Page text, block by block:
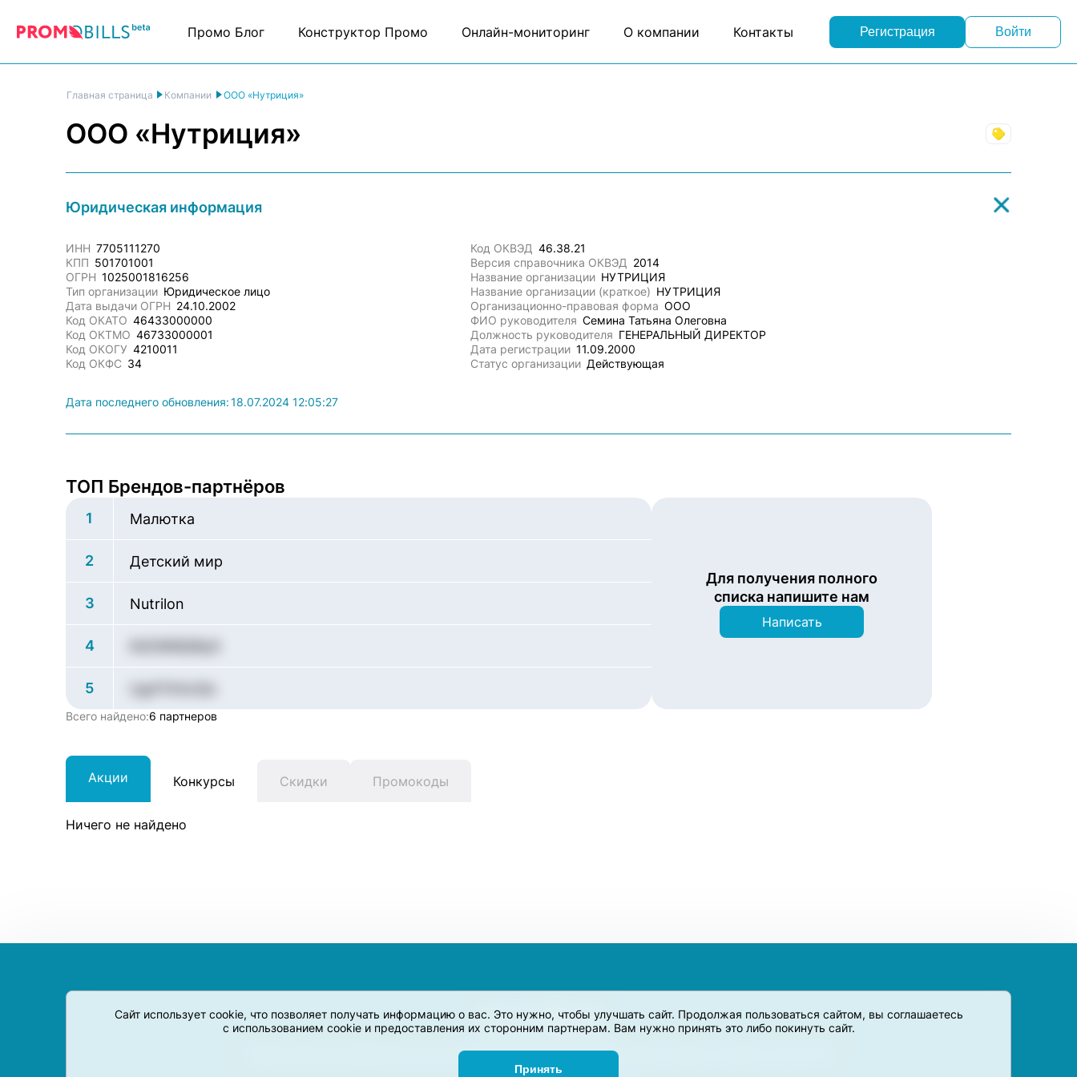
Сайт использует cookie, что позволяет получать информацию о вас. Это нужно, чтобы улучшать сайт. Продолжая пользоваться сайтом, вы соглашаетесь
с использованием cookie и предоставления их сторонним партнерам. Вам нужно принять это либо покинуть сайт.
Принять
Промо Блог Конструктор Промо Онлайн-мониторинг О компании Контакты Регистрация Войти
Главная страница Компании ООО «Нутриция»
ООО «Нутриция»
Юридическая информация
ИНН 7705111270
КПП 501701001
ОГРН 1025001816256
Тип организации Юридическое лицо
Дата выдачи ОГРН 24.10.2002
Код ОКАТО 46433000000
Код ОКТМО 46733000001
Код ОКОГУ 4210011
Код ОКФС 34
Код ОКВЭД 46.38.21
Версия справочника ОКВЭД 2014
Название организации НУТРИЦИЯ
Название организации (краткое) НУТРИЦИЯ
Организационно-правовая форма ООО
ФИО руководителя Семина Татьяна Олеговна
Должность руководителя ГЕНЕРАЛЬНЫЙ ДИРЕКТОР
Дата регистрации 11.09.2000
Статус организации Действующая
Дата последнего обновления:18.07.2024 12:05:27
ТОП Брендов-партнёров
1 Малютка
2 Детский мир
3 Nutrilon
4
5
Для получения полного
списка напишите нам
Написать
Всего найдено:6 партнеров
Акции Конкурсы Скидки Промокоды
Ничего не найдено
Сервис-Агрегатор предназначен для сбора, анализа и систематизации акций и скидок на товары и услуги в РФ
Задать вопрос